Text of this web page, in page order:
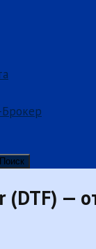
(DTF) —